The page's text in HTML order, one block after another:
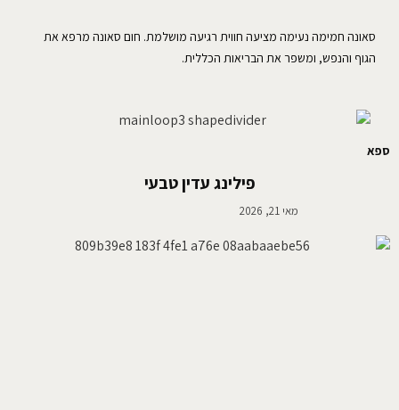
סאונה חמימה נעימה מציעה חווית רגיעה מושלמת. חום סאונה מרפא את
הגוף והנפש, ומשפר את הבריאות הכללית.
ספא
פילינג עדין טבעי
מאי 21, 2026